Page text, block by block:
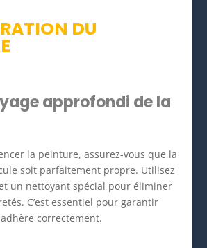
DU
approfondi de la
la peinture, assurez-vous que la
soit parfaitement propre. Utilisez
un nettoyant spécial pour éliminer
C’est essentiel pour garantir
correctement.